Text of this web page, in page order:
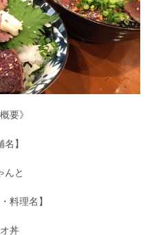
要》
名】
んと
料理名】
丼